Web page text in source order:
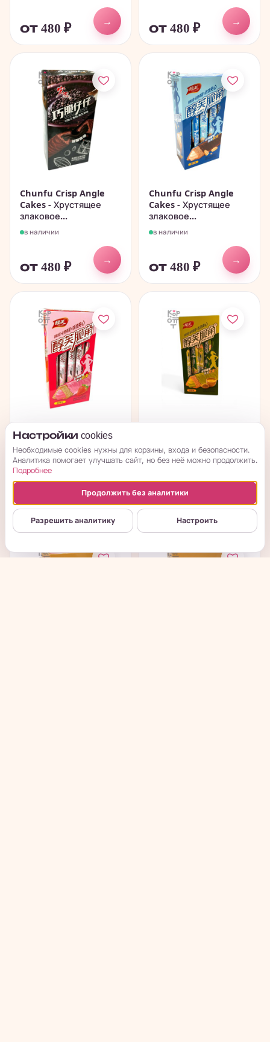
от 480 ₽
→
от 480 ₽
→
Chunfu Crisp Angle
Cakes - Хрустящее
злаковое...
в наличии
от 480 ₽
→
Chunfu Crisp Angle
Cakes - Хрустящее
злаковое...
в наличии
от 480 ₽
→
Chunfu Crisp Angle
Cakes - Хрустящее
злаковое...
в наличии
от 480₽
→
злаковое...
от 480₽
Настройки cookies
Необходимые cookies нужны для корзины, входа и безопасности.
Аналитика помогает улучшать сайт, но без неё можно продолжить.
Подробнее
Продолжить без аналитики
Разрешить аналитику Настроить